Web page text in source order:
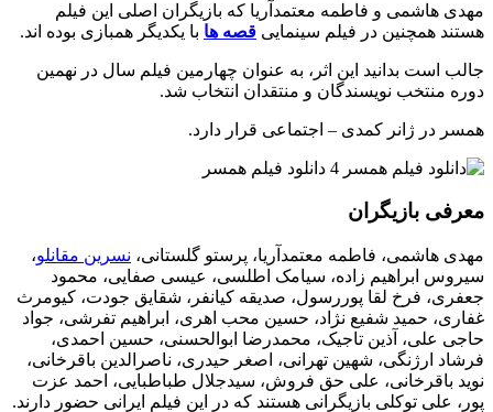
مهدی هاشمی و فاطمه معتمدآریا که بازیگران اصلی این فیلم
هستند همچنین در فیلم سینمایی قصه ها با یکدیگر همبازی بوده اند.
جالب است بدانید این اثر، به عنوان چهارمین فیلم سال در نهمین
دوره منتخب نویسندگان و منتقدان انتخاب شد.
همسر در ژانر کمدی – اجتماعی قرار دارد.
معرفی بازیگران
مهدی هاشمی، فاطمه معتمدآریا، پرستو گلستانی، نسرین مقانلو،
سیروس ابراهیم زاده، سیامک اطلسی، عیسی صفایی، محمود
جعفری، فرخ لقا پوررسول، صدیقه کیانفر، شقایق جودت، کیومرث
غفاری، حمید شفیع نژاد، حسین محب اهری، ابراهیم تفرشی، جواد
حاجی علی، آذین تاجیک، محمدرضا ابوالحسنی، حسین احمدی،
فرشاد ارژنگی، شهین تهرانی، اصغر حیدری، ناصرالدین باقرخانی،
نوید باقرخانی، علی حق فروش، سیدجلال طباطبایی، احمد عزت
پور، علی توکلی بازیگرانی هستند که در این فیلم ایرانی حضور دارند.